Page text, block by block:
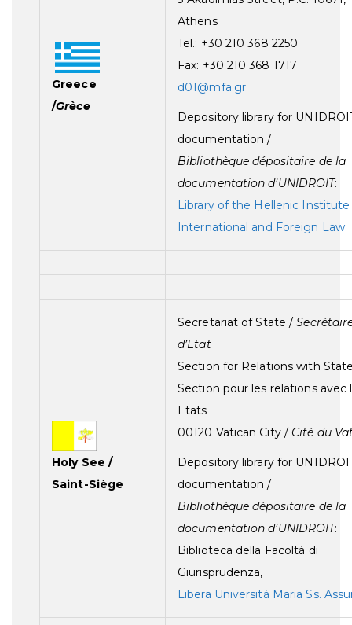
Greece
/Grèce
Athens
Tel.: +30 210 368 2250
Fax: +30 210 368 1717
d01@mfa.gr
Depository library for
documentation /
Bibliothèque dépositaire de la
documentation d’UNIDROIT:
Library of the Hellenic
International and Foreign Law
Holy See /
Saint-Siège
Secretariat of State /
d’Etat
Section for Relations with
Section pour les relations avec
Etats
00120 Vatican City / Cité du
Depository library for
documentation /
Bibliothèque dépositaire de la
documentation d’UNIDROIT:
Biblioteca della Facoltà di
Giurisprudenza,
Libera Università Maria Ss.